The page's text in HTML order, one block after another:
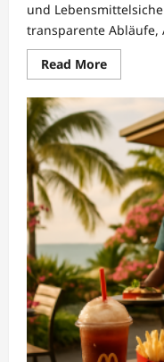
und
transparente Abläufe,
Read MoreRead
more
und
Hygiene
bei
Antilles